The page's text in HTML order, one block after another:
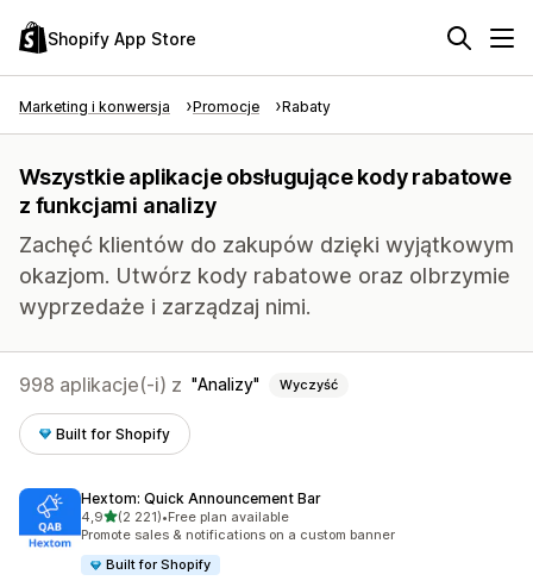
Shopify App Store
Marketing i konwersja Promocje Rabaty
Wszystkie aplikacje obsługujące kody rabatowe
z funkcjami analizy
Zachęć klientów do zakupów dzięki wyjątkowym
okazjom. Utwórz kody rabatowe oraz olbrzymie
wyprzedaże i zarządzaj nimi.
998 aplikacje(-i) z Analizy Wyczyść
Built for Shopify
Hextom: Quick Announcement Bar
4,9na 5 gwiazdek
(2 221)
Łączna liczba recenzji: 2221
•Free plan available
Promote sales & notifications on a custom banner
Built for Shopify